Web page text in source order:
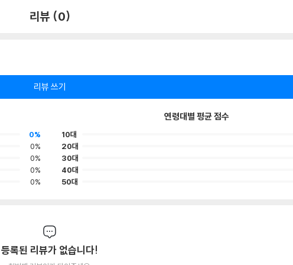
리뷰 (0)
리뷰 쓰기
0%
0%
0%
0%
0%
연령대별 평균 점수
10대
20대
30대
40대
50대
등록된 리뷰가 없습니다!